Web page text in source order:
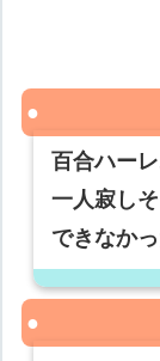
百合ハー
一人寂し
できなか